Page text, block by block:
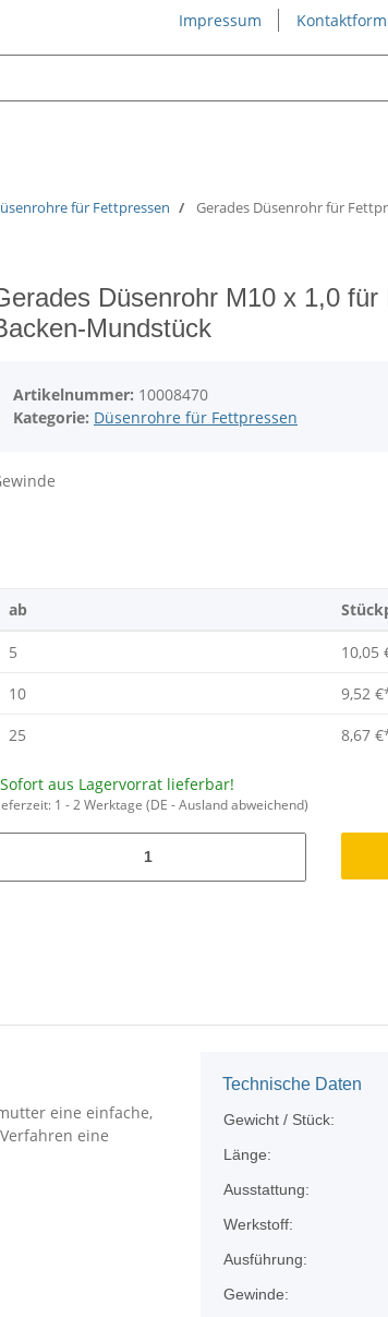
Impressum
für Fettpressen Gerades Düsenrohr für
Düsenrohr M10 x 1,0
Mundstück
Artikelnummer: 10008470
Kategorie: Düsenrohre für Fettpressen
ab
5 10,05
10
9,52 €
25
8,67 €
Sofort aus Lagervorrat lieferbar!
1 - 2 Werktage (DE - Ausland abweichend)
eine einfache,
eine
Technische Daten
Gewicht / Stück:
Länge:
Ausstattung:
Werkstoff:
Ausführung:
Gewinde: